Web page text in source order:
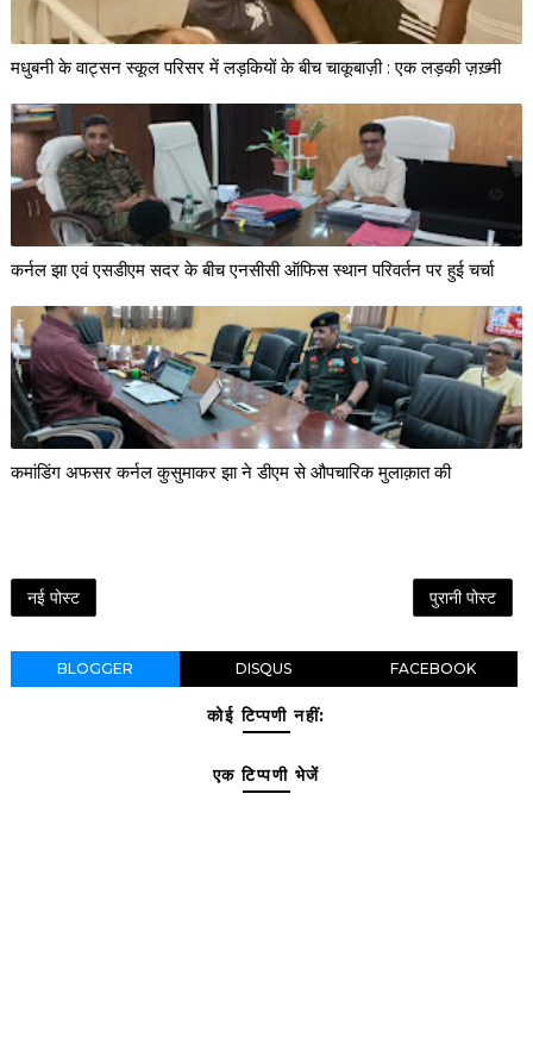
मधुबनी के वाट्सन स्कूल परिसर में लड़कियों के बीच चाकूबाज़ी : एक लड़की ज़ख़्मी
कर्नल झा एवं एसडीएम सदर के बीच एनसीसी ऑफिस स्थान परिवर्तन पर हुई चर्चा
कमांडिंग अफसर कर्नल कुसुमाकर झा ने डीएम से औपचारिक मुलाक़ात की
नई पोस्ट पुरानी पोस्ट
BLOGGER DISQUS FACEBOOK
कोई टिप्पणी नहीं:
एक टिप्पणी भेजें